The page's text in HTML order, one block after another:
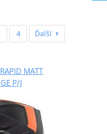
4 Ďalší
MATT
P/J